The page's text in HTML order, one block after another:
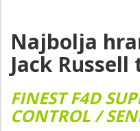
Najbolja
Jack
FINEST F4D
CONTROL /